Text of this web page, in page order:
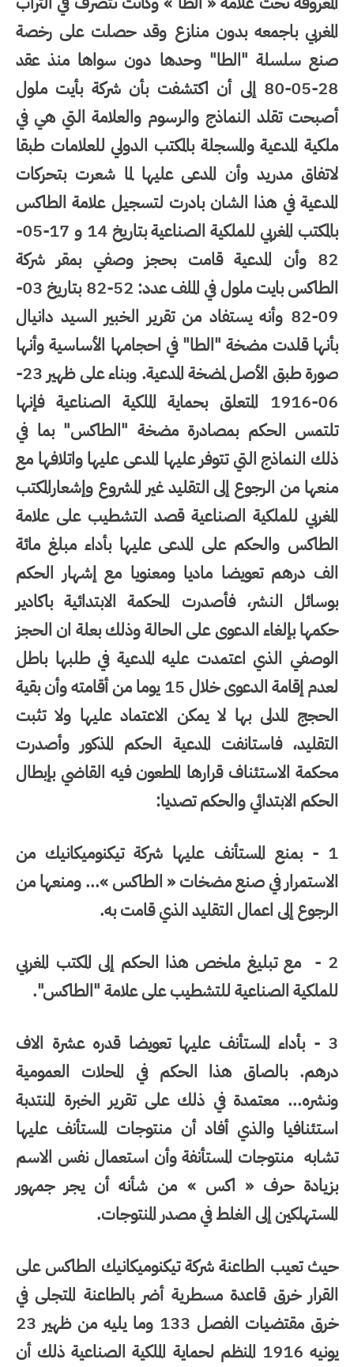
المغربي باجمعه بدون منازع وقد حصلت على رخصة
صنع سلسلة "الطا" وحدها دون سواها منذ عقد
28-05-80 إلى أن اكتشفت بأن شركة بأيت ملول
أصبحت تقلد النماذج والرسوم والعلامة التي هي في
ملكية المدعية والمسجلة بالمكتب الدولي للعلامات طبقا
لاتفاق مدريد وأن المدعى عليها لما شعرت بتحركات
المدعية في هذا الشان بادرت لتسجيل علامة الطاكس
بالمكتب المغربي للملكية الصناعية بتاريخ 14 و 17-05-
82 وأن المدعية قامت بحجز وصفي بمقر شركة
الطاكس بايت ملول في الملف عدد: 52-82 بتاريخ 03-
09-82 وأنه يستفاد من تقرير الخبير السيد دانيال
بأنها قلدت مضخة "الطا" في احجامها الأساسية وأنها
صورة طبق الأصل لمضخة المدعية. وبناء على ظهير 23-
06-1916 المتعلق بحماية الملكية الصناعية فإنها
تلتمس الحكم بمصادرة مضخة "الطاكس" بما في
ذلك النماذج التي تتوفر عليها المدعى عليها واتلافها مع
منعها من الرجوع إلى التقليد غير المشروع وإشعارالمكتب
المغربي للملكية الصناعية قصد التشطيب على علامة
الطاكس والحكم على المدعى عليها بأداء مبلغ مائة
الف درهم تعويضا ماديا ومعنويا مع إشهار الحكم
بوسائل النشر، فأصدرت المحكمة الابتدائية باكادير
حكمها بإلغاء الدعوى على الحالة وذلك بعلة ان الحجز
الوصفي الذي اعتمدت عليه المدعية في طلبها باطل
لعدم إقامة الدعوى خلال 15 يوما من أقامته وأن بقية
الحجج المدلى بها لا يمكن الاعتماد عليها ولا تثبت
التقليد، فاستانفت المدعية الحكم المذكور وأصدرت
محكمة الاستئناف قرارها المطعون فيه القاضي بإبطال
الحكم الابتدائي والحكم تصديا:
1 - بمنع المستأنف عليها شركة تيكنوميكانيك من
الاستمرار في صنع مضخات « الطاكس »... ومنعها من
الرجوع إلى اعمال التقليد الذي قامت به.
2 - مع تبليغ ملخص هذا الحكم إلى المكتب المغربي
للملكية الصناعية للتشطيب على علامة "الطاكس".
3 - بأداء المستأنف عليها تعويضا قدره عشرة الاف
درهم. بالصاق هذا الحكم في المحلات العمومية
ونشره... معتمدة في ذلك على تقرير الخبرة المنتدبة
استئنافيا والذي أفاد أن منتوجات المستأنف عليها
تشابه منتوجات المستأنفة وأن استعمال نفس الاسم
بزيادة حرف « اكس » من شأنه أن يجر جمهور
المستهلكين إلى الغلط في مصدر المنتوجات.
حيث تعيب الطاعنة شركة تيكنوميكانيك الطاكس على
القرار خرق قاعدة مسطرية أضر بالطاعنة المتجلى في
خرق مقتضيات الفصل 133 وما يليه من ظهير 23
يونيه 1916 المنظم لحماية الملكية الصناعية ذلك أن